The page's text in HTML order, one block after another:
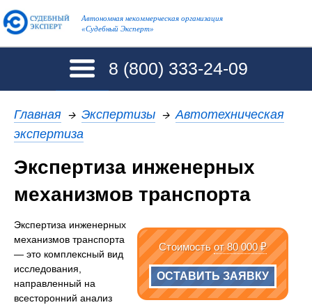
Автономная некоммерческая организация
«Судебный Эксперт»
8 (800) 333-24-09
Главная → Экспертизы → Автотехническая
экспертиза
Экспертиза инженерных
механизмов транспорта
Стоимостьот 80 000 ₽
ОСТАВИТЬ ЗАЯВКУ
Экспертиза инженерных
механизмов транспорта
— это комплексный вид
исследования,
направленный на
всесторонний анализ